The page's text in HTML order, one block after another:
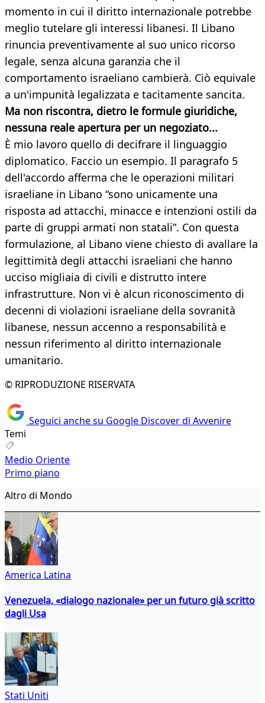
momento in cui il diritto internazionale potrebbe
meglio tutelare gli interessi libanesi. Il Libano
rinuncia preventivamente al suo unico ricorso
legale, senza alcuna garanzia che il
comportamento israeliano cambierà. Ciò equivale
a un'impunità legalizzata e tacitamente sancita.
Ma non riscontra, dietro le formule giuridiche,
nessuna reale apertura per un negoziato...
È mio lavoro quello di decifrare il linguaggio
diplomatico. Faccio un esempio. Il paragrafo 5
dell'accordo afferma che le operazioni militari
israeliane in Libano “sono unicamente una
risposta ad attacchi, minacce e intenzioni ostili da
parte di gruppi armati non statali”. Con questa
formulazione, al Libano viene chiesto di avallare la
legittimità degli attacchi israeliani che hanno
ucciso migliaia di civili e distrutto intere
infrastrutture. Non vi è alcun riconoscimento di
decenni di violazioni israeliane della sovranità
libanese, nessun accenno a responsabilità e
nessun riferimento al diritto internazionale
umanitario.
© RIPRODUZIONE RISERVATA
Seguici anche su Google Discover di Avvenire
Temi
Medio Oriente
Primo piano
Altro di Mondo
America Latina
Venezuela, «dialogo nazionale» per un futuro già scritto
dagli Usa
Stati Uniti